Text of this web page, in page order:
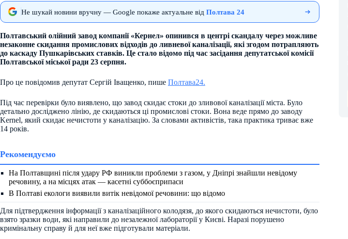
Не шукай новини вручну — Google покаже актуальне від Полтава 24
Полтавський олійний завод компанії «Кернел» опинився в центрі скандалу через можливе
незаконне скидання промислових відходів до ливневої каналізації, які згодом потрапляють
до каскаду Пушкарівських ставків. Це стало відомо під час засідання депутатської комісії
Полтавської міської ради 23 серпня.
Про це повідомив депутат Сергій Іващенко, пише Полтава24.
Під час перевірки було виявлено, що завод скидає стоки до зливової каналізації міста. Було
детально досліджено лінію, де скидаються ці промислові стоки. Вона веде прямо до заводу
Kernel, який скидає нечистоти у каналізацію. За словами активістів, така практика триває вже
14 років.
Рекомендуємо
На Полтавщині після удару РФ виникли проблеми з газом, у Дніпрі знайшли невідому
речовину, а на місцях атак — касетні суббоєприпаси
В Полтаві екологи виявили витік невідомої речовини: що відомо
Для підтвердження інформації з каналізаційного колодязя, до якого скидаються нечистоти, було
взято зразки води, які направили до незалежної лабораторії у Києві. Наразі порушено
кримінальну справу й для неї вже підготували матеріали.